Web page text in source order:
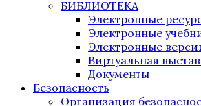
БИБЛИОТЕКА
Электронные
Электронные
Электронные
Виртуальная
Документы
Безопасность
Организация